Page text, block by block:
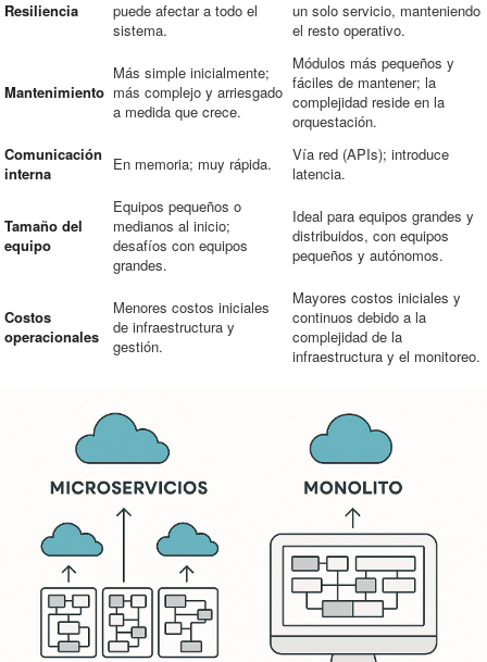
Resiliencia
puede afectar a todo el
sistema.
un solo servicio, manteniendo
el resto operativo.
Mantenimiento
Más simple inicialmente;
más complejo y arriesgado
a medida que crece.
Módulos más pequeños y
fáciles de mantener; la
complejidad reside en la
orquestación.
Comunicación
interna
En memoria; muy rápida.
Vía red (APIs); introduce
latencia.
Tamaño del
equipo
Equipos pequeños o
medianos al inicio;
desafíos con equipos
grandes.
Ideal para equipos grandes y
distribuidos, con equipos
pequeños y autónomos.
Costos
operacionales
Menores costos iniciales
de infraestructura y
gestión.
Mayores costos iniciales y
continuos debido a la
complejidad de la
infraestructura y el monitoreo.